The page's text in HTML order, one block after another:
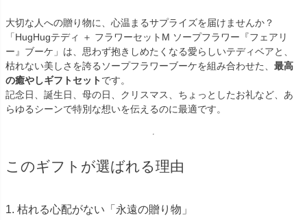
大切な人への贈り物に、心温まるサプライズを届けませんか？
「HugHugテディ ＋ フラワーセットM ソープフラワー『フェアリ
ー』ブーケ」は、思わず抱きしめたくなる愛らしいテディベアと、
枯れない美しさを誇るソープフラワーブーケを組み合わせた、 最高
の癒やしギフトセットです。
記念日、誕生日、母の日、クリスマス、ちょっとしたお礼など、あ
らゆるシーンで特別な想いを伝えるのに最適です。
このギフトが選ばれる理由
1. 枯れる心配がない「永遠の贈り物」